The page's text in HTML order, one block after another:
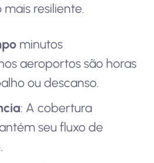
resiliente.
minutos
aeroportos são horas
ou descanso.
: A cobertura
seu fluxo de